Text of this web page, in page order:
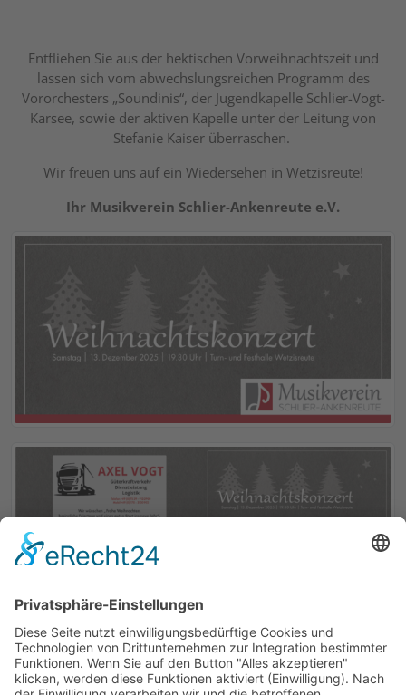
Entfliehen Sie aus der hektischen Vorweihnachtszeit und
lassen sich vom abwechslungsreichen Programm des
Vororchesters „Soundinis“, der Jugendkapelle Schlier-Vogt-
Karsee, sowie der aktiven Kapelle unter der Leitung von
Stefanie Kaiser überraschen.
Wir freuen uns auf ein Wiedersehen in Wetzisreute!
Ihr Musikverein Schlier-Ankenreute e.V.
ZURÜCK